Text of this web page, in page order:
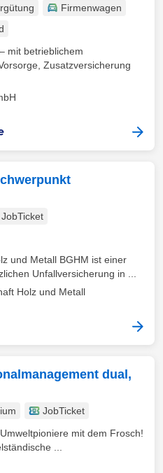
Firmenwagen
mit betrieblichem
Vorsorge, Zusatzversicherung
JobTicket
und Metall BGHM ist einer
Unfallversicherung in ...
Holz und Metall
dual,
JobTicket
mit dem Frosch!
...